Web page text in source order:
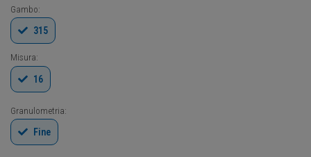
Gambo:
315
Misura:
16
Granulometria:
Fine